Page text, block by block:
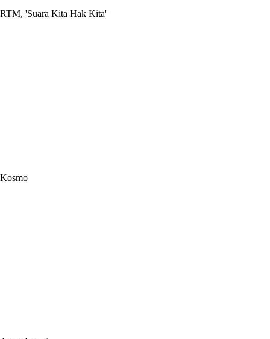
RTM, 'Suara Kita Hak Kita'
Kosmo